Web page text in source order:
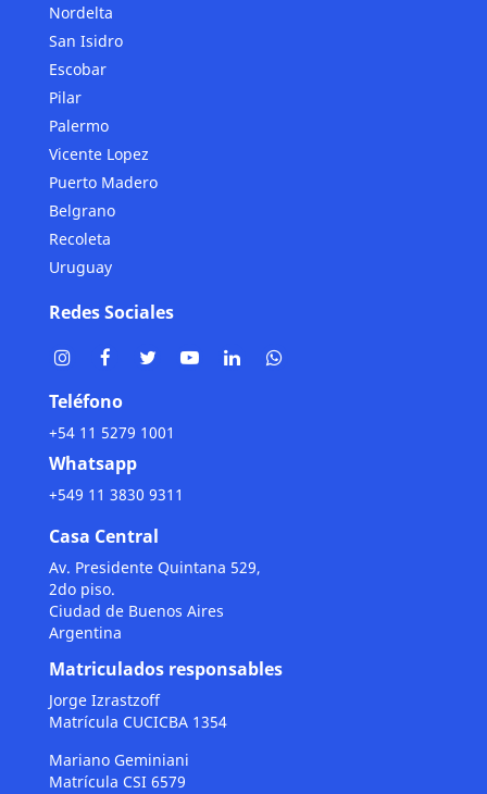
Nordelta
San Isidro
Escobar
Pilar
Palermo
Vicente Lopez
Puerto Madero
Belgrano
Recoleta
Uruguay
Redes Sociales
Teléfono
+54 11 5279 1001
Whatsapp
+549 11 3830 9311
Casa Central
Av. Presidente Quintana 529,
2do piso.
Ciudad de Buenos Aires
Argentina
Matriculados responsables
Jorge Izrastzoff
Matrícula CUCICBA 1354
Mariano Geminiani
Matrícula CSI 6579